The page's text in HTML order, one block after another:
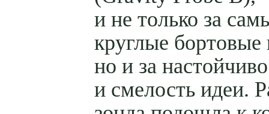
и не только за
круглые
но и за
и смелость идеи.